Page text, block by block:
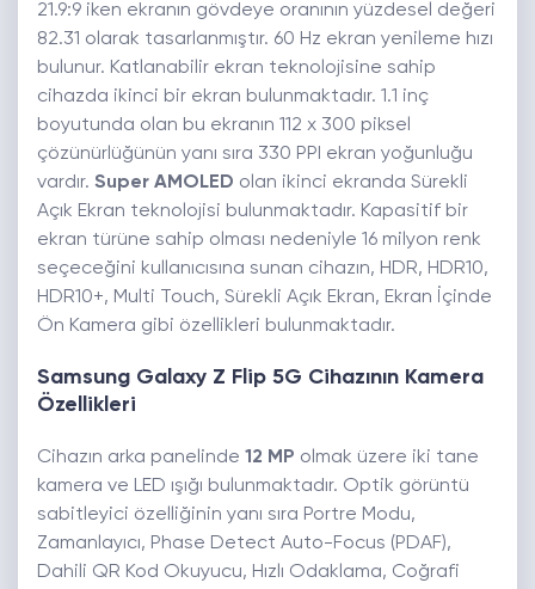
21.9:9 iken ekranın gövdeye oranının yüzdesel değeri
82.31 olarak tasarlanmıştır. 60 Hz ekran yenileme hızı
bulunur. Katlanabilir ekran teknolojisine sahip
cihazda ikinci bir ekran bulunmaktadır. 1.1 inç
boyutunda olan bu ekranın 112 x 300 piksel
çözünürlüğünün yanı sıra 330 PPI ekran yoğunluğu
vardır. Super AMOLED olan ikinci ekranda Sürekli
Açık Ekran teknolojisi bulunmaktadır. Kapasitif bir
ekran türüne sahip olması nedeniyle 16 milyon renk
seçeceğini kullanıcısına sunan cihazın, HDR, HDR10,
HDR10+, Multi Touch, Sürekli Açık Ekran, Ekran İçinde
Ön Kamera gibi özellikleri bulunmaktadır.
Samsung Galaxy Z Flip 5G Cihazının Kamera
Özellikleri
Cihazın arka panelinde 12 MP olmak üzere iki tane
kamera ve LED ışığı bulunmaktadır. Optik görüntü
sabitleyici özelliğinin yanı sıra Portre Modu,
Zamanlayıcı, Phase Detect Auto-Focus (PDAF),
Dahili QR Kod Okuyucu, Hızlı Odaklama, Coğrafi